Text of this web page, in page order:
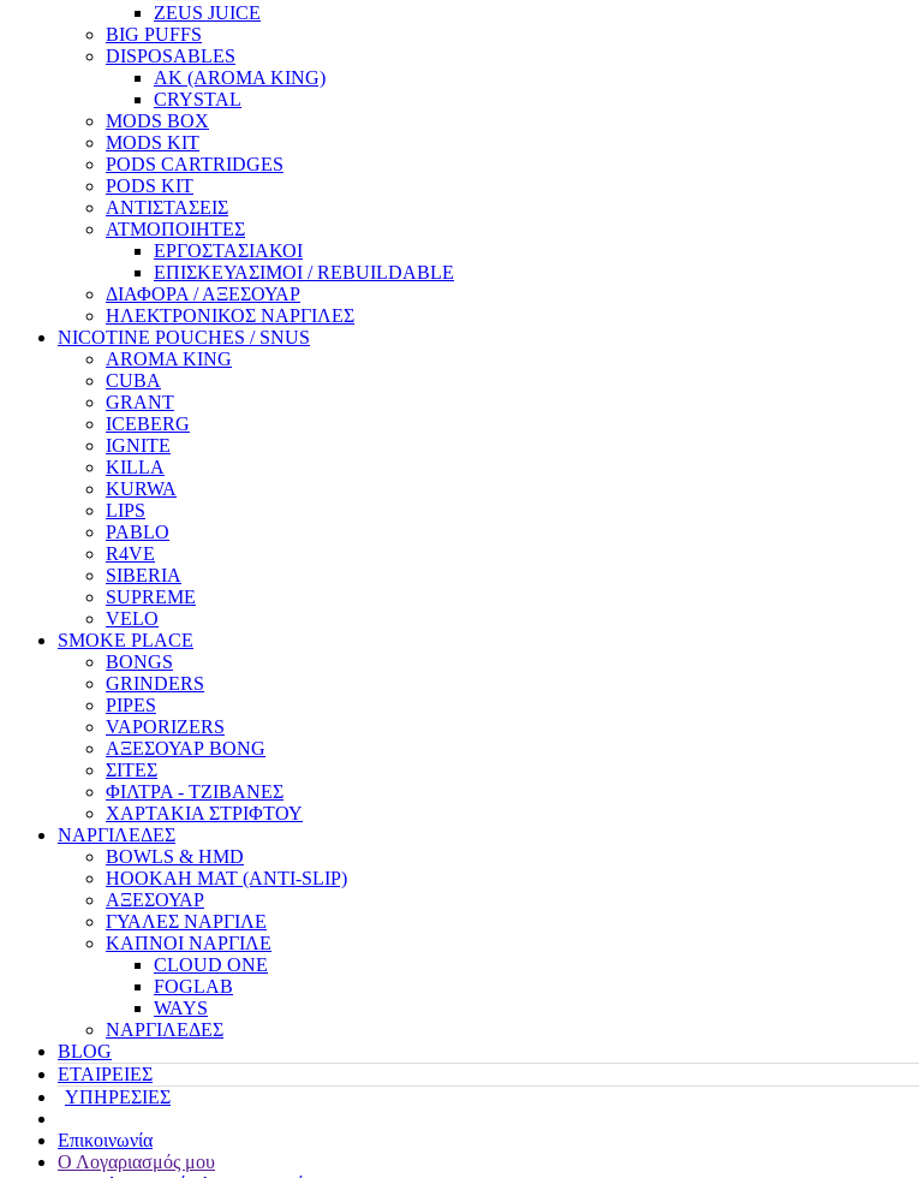
ZEUS JUICE
BIG PUFFS
DISPOSABLES
AK (AROMA KING)
CRYSTAL
MODS BOX
MODS KIT
PODS CARTRIDGES
PODS KIT
ΑΝΤΙΣΤΑΣΕΙΣ
ΑΤΜΟΠΟΙΗΤΕΣ
ΕΡΓΟΣΤΑΣΙΑΚΟΙ
ΕΠΙΣΚΕΥΑΣΙΜΟΙ / REBUILDABLE
ΔΙΑΦΟΡΑ / ΑΞΕΣΟΥΑΡ
ΗΛΕΚΤΡΟΝΙΚΟΣ ΝΑΡΓΙΛΕΣ
NICOTINE POUCHES / SNUS
AROMA KING
CUBA
GRANT
ICEBERG
IGNITE
KILLA
KURWA
LIPS
PABLO
R4VE
SIBERIA
SUPREME
VELO
SMOKE PLACE
BONGS
GRINDERS
PIPES
VAPORIZERS
ΑΞΕΣΟΥΑΡ BONG
ΣΙΤΕΣ
ΦΙΛΤΡΑ - ΤΖΙΒΑΝΕΣ
ΧΑΡΤΑΚΙΑ ΣΤΡΙΦΤΟΥ
ΝΑΡΓΙΛΕΔΕΣ
BOWLS & HMD
HOOKAH MAT (ANTI-SLIP)
ΑΞΕΣΟΥΑΡ
ΓΥΑΛΕΣ ΝΑΡΓΙΛΕ
ΚΑΠΝΟΙ ΝΑΡΓΙΛΕ
CLOUD ONE
FOGLAB
WAYS
ΝΑΡΓΙΛΕΔΕΣ
BLOG
ΕΤΑΙΡΕΙΕΣ
ΥΠΗΡΕΣΙΕΣ
Επικοινωνία
Ο Λογαριασμός μου